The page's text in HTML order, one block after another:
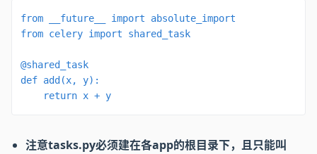
from __future__ import absolute_import
from celery import shared_task
@shared_task
def add(x, y):
    return x + y
注意tasks.py必须建在各app的根目录下，且只能叫